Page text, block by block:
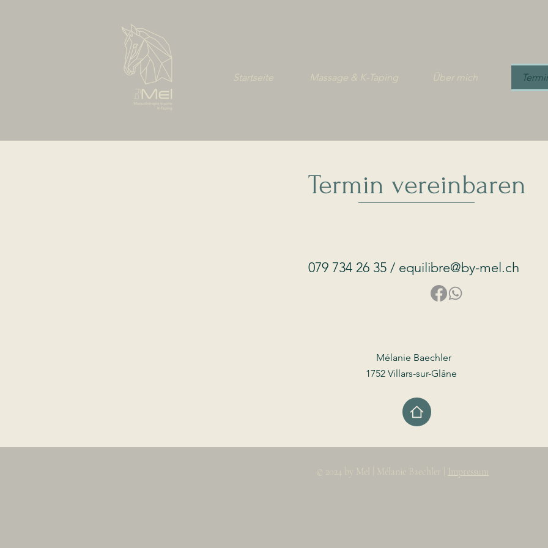
Startseite Massage & K-Taping Über mich
Termin vereinbaren
079 734 26 35 / equilibre@by-mel.ch
Mélanie Baechler
1752 Villars-sur-Glâne
© 2024 by Mel | Mélanie Baechler | Impressum